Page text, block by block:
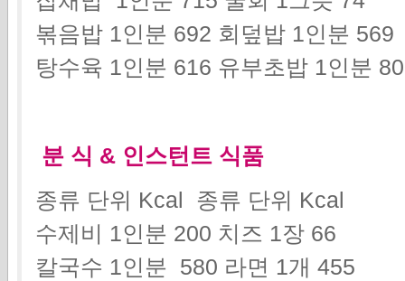
볶음밥 1인분 692 회덮밥 1인분 569
탕수육 1인분 616 유부초밥 1인분
분 식 & 인스턴트 식품
종류 단위 Kcal 종류 단위 Kcal
수제비 1인분 200 치즈 1장 66
칼국수 1인분 580 라면 1개 455